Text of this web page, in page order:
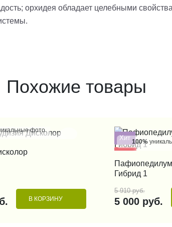
орхидея обладает целебными
Похожие товары
фото
В КОРЗИНУ
Хит 100%
Гибрид 1
5 910 руб.
5 000 руб.